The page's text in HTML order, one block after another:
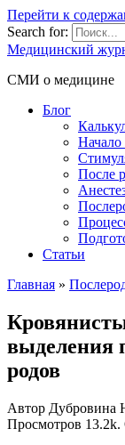
Перейти к
Search for:
Медицинский
СМИ о медицине
Блог
Начало
После
Статьи
Главная »
выделения
родов
Автор Дубровина
Просмотров 13.2k.